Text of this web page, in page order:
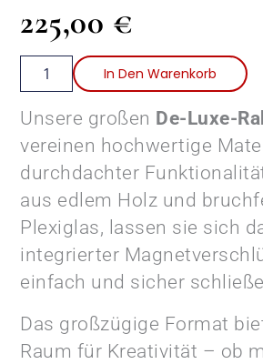
225,00 €
De
Luxe
Menge
In Den Warenkorb
Unsere großen De-Luxe-
vereinen hochwertige
durchdachter
aus edlem Holz und
Plexiglas, lassen sie sich
integrierter
einfach und sicher
Das großzügige Format
Raum für Kreativität – ob